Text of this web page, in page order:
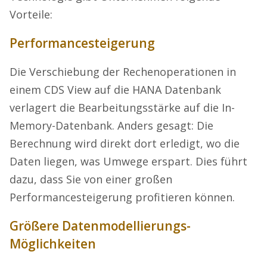
Vorteile:
Performancesteigerung
Die Verschiebung der Rechenoperationen in
einem CDS View auf die HANA Datenbank
verlagert die Bearbeitungsstärke auf die In-
Memory-Datenbank. Anders gesagt: Die
Berechnung wird direkt dort erledigt, wo die
Daten liegen, was Umwege erspart. Dies führt
dazu, dass Sie von einer großen
Performancesteigerung profitieren können.
Größere Datenmodellierungs-
Möglichkeiten